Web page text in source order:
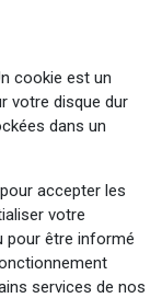
cookie est un
votre disque dur
dans un
accepter les
votre
pour être informé
services de nos